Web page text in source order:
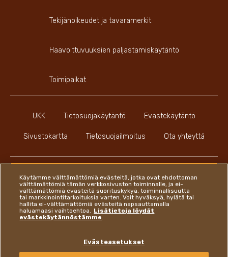
UKK Tietosuojakäytäntö Evästekäytäntö
Sivustokartta Tietosuojailmoitus Ota yhteyttä
Tekijänoikeudet ja tavaramerkit
Haavoittuvuuksien paljastamiskäytäntö
Toimipaikat
Youtube Channel
Instagram
LinkedIn
Käytämme välttämättömiä evästeitä, jotka ovat ehdottoman
välttämättömiä tämän verkkosivuston toiminnalle, ja ei-
välttämättömiä evästeitä suorituskykyä, toiminnallisuutta
tai markkinointitarkoituksia varten. Voit hyväksyä, hylätä tai
hallita ei-välttämättömiä evästeitä napsauttamalla
haluamaasi vaihtoehtoa. Lisätietoja löydät
evästekäytännöstämme.
Evästeasetukset